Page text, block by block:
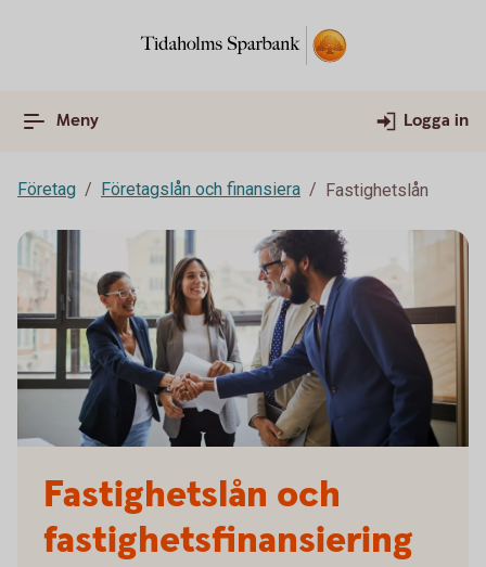
Meny Logga in
Företag Företagslån och finansiera Fastighetslån
Fastighetslån och
fastighetsfinansiering